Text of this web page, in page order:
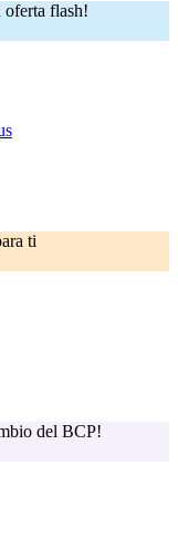
oferta flash!
ti
del BCP!